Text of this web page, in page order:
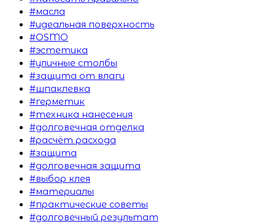
#масла
#идеальная поверхность
#OSMO
#эстетика
#уличные столбы
#защита от влаги
#шпаклевка
#герметик
#техника нанесения
#долговечная отделка
#расчёт расхода
#защита
#долговечная защита
#выбор клея
#материалы
#практические советы
#долговечный результат